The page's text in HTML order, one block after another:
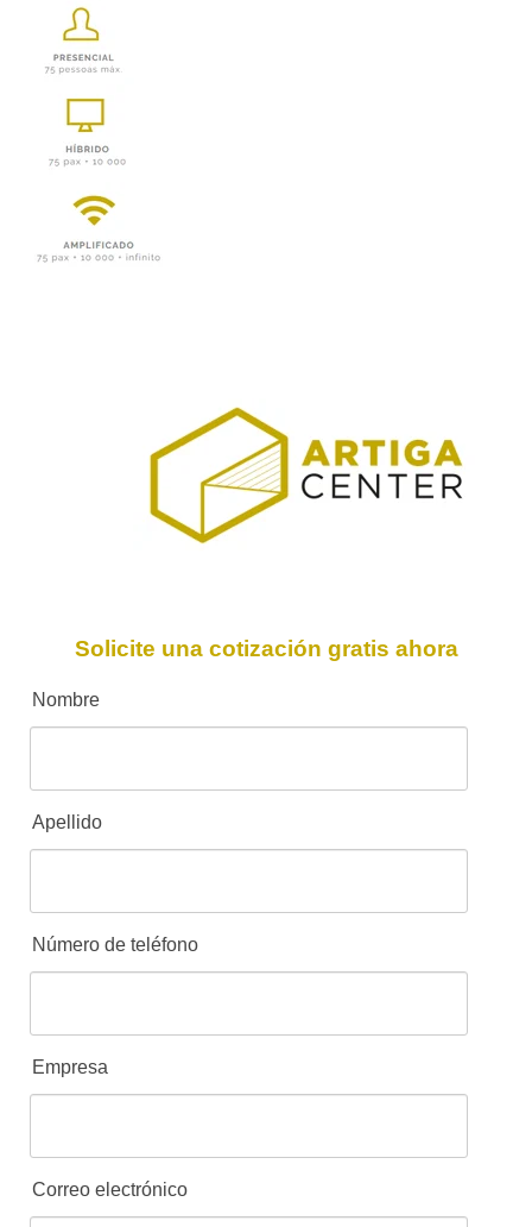
Solicite una cotización gratis ahora
Nombre
Apellido
Número de teléfono
Empresa
Correo electrónico